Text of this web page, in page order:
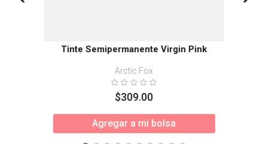
Tinte Semipermanente Virgin Pink
Arctic Fox
$309.00
Agregar a mi bolsa